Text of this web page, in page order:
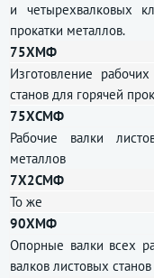
и четырехвалковых
прокатки металлов.
75ХМФ
Изготовление
станов для горячей
75ХСМФ
Рабочие валки
металлов
7Х2СМФ
То же
90ХМФ
Опорные валки всех
валков листовых